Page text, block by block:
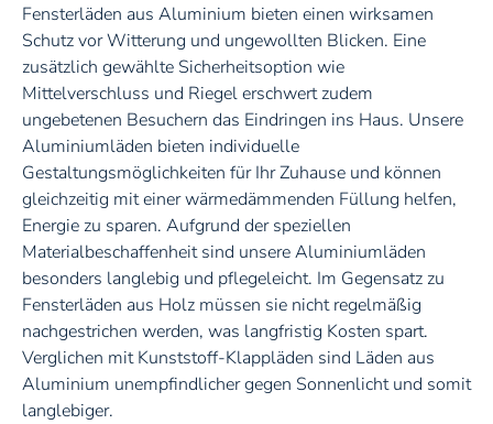
Lamellendach
Terrassendach aus Glas
Textiles Terrassendach
Fensterläden aus Aluminium bieten einen wirksamen
Schutz vor Witterung und ungewollten Blicken. Eine
zusätzlich gewählte Sicherheitsoption wie
Mittelverschluss und Riegel erschwert zudem
ungebetenen Besuchern das Eindringen ins Haus. Unsere
Aluminiumläden bieten individuelle
Gestaltungsmöglichkeiten für Ihr Zuhause und können
gleichzeitig mit einer wärmedämmenden Füllung helfen,
Energie zu sparen. Aufgrund der speziellen
Materialbeschaffenheit sind unsere Aluminiumläden
besonders langlebig und pflegeleicht. Im Gegensatz zu
Fensterläden aus Holz müssen sie nicht regelmäßig
nachgestrichen werden, was langfristig Kosten spart.
Verglichen mit Kunststoff-Klappläden sind Läden aus
Aluminium unempfindlicher gegen Sonnenlicht und somit
langlebiger.